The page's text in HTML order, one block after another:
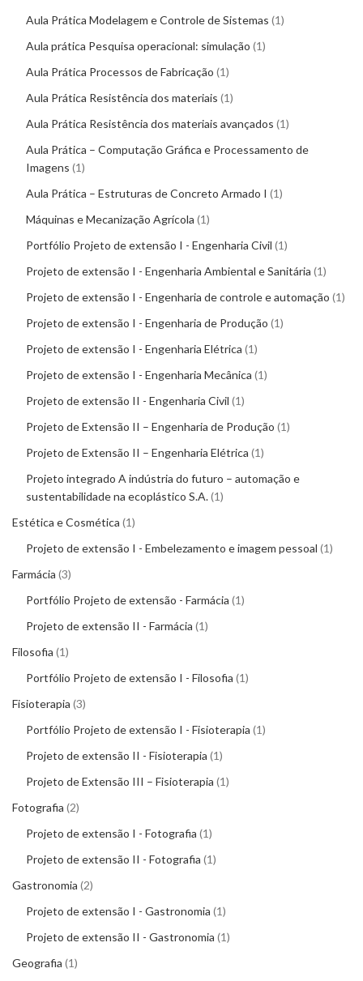
Aula Prática Modelagem e Controle de Sistemas 1
Aula prática Pesquisa operacional: simulação 1
Aula Prática Processos de Fabricação 1
Aula Prática Resistência dos materiais 1
Aula Prática Resistência dos materiais avançados 1
Aula Prática – Computação Gráfica e Processamento de
Imagens 1
Aula Prática – Estruturas de Concreto Armado I 1
Máquinas e Mecanização Agrícola 1
Portfólio Projeto de extensão I - Engenharia Civil 1
Projeto de extensão I - Engenharia Ambiental e Sanitária 1
Projeto de extensão I - Engenharia de controle e automação 1
Projeto de extensão I - Engenharia de Produção 1
Projeto de extensão I - Engenharia Elétrica 1
Projeto de extensão I - Engenharia Mecânica 1
Projeto de extensão II - Engenharia Civil 1
Projeto de Extensão II – Engenharia de Produção 1
Projeto de Extensão II – Engenharia Elétrica 1
Projeto integrado A indústria do futuro – automação e
sustentabilidade na ecoplástico S.A. 1
Estética e Cosmética 1
Projeto de extensão I - Embelezamento e imagem pessoal 1
Farmácia 3
Portfólio Projeto de extensão - Farmácia 1
Projeto de extensão II - Farmácia 1
Filosofia 1
Portfólio Projeto de extensão I - Filosofia 1
Fisioterapia 3
Portfólio Projeto de extensão I - Fisioterapia 1
Projeto de extensão II - Fisioterapia 1
Projeto de Extensão III – Fisioterapia 1
Fotografia 2
Projeto de extensão I - Fotografia 1
Projeto de extensão II - Fotografia 1
Gastronomia 2
Projeto de extensão I - Gastronomia 1
Projeto de extensão II - Gastronomia 1
Geografia 1